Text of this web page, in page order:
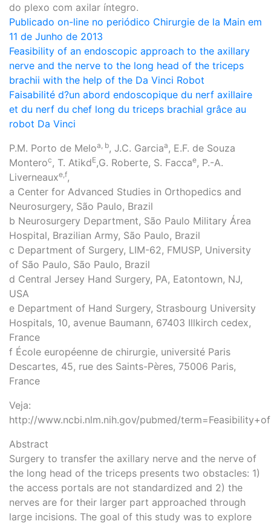
do plexo com axilar íntegro.
Publicado on-line no periódico Chirurgie de la Main em
11 de Junho de 2013
Feasibility of an endoscopic approach to the axillary
nerve and the nerve to the long head of the triceps
brachii with the help of the Da Vinci Robot
Faisabilité d?un abord endoscopique du nerf axillaire
et du nerf du chef long du triceps brachial grâce au
robot Da Vinci
P.M. Porto de Meloa, b, J.C. Garciaa , E.F. de Souza
Monteroc , T. AtikdE,G. Roberte, S. Faccae, P.-A.
Liverneauxe,f,
a Center for Advanced Studies in Orthopedics and
Neurosurgery, São Paulo, Brazil
b Neurosurgery Department, São Paulo Military Área
Hospital, Brazilian Army, São Paulo, Brazil
c Department of Surgery, LIM-62, FMUSP, University
of São Paulo, São Paulo, Brazil
d Central Jersey Hand Surgery, PA, Eatontown, NJ,
USA
e Department of Hand Surgery, Strasbourg University
Hospitals, 10, avenue Baumann, 67403 Illkirch cedex,
France
f École européenne de chirurgie, université Paris
Descartes, 45, rue des Saints-Pères, 75006 Paris,
France
Veja:
http://www.ncbi.nlm.nih.gov/pubmed/
Abstract
Surgery to transfer the axillary nerve and the nerve of
the long head of the triceps presents two obstacles: 1)
the access portals are not standardized and 2) the
nerves are for their larger part approached through
large incisions. The goal of this study was to explore